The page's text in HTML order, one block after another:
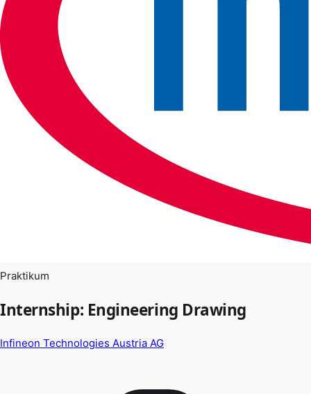
Praktikum
Internship: Engineering Drawing
Infineon Technologies Austria AG